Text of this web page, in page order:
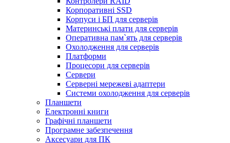
Корпоративні SSD
Корпуси і БП для серверів
Материнські плати для серверів
Оперативна пам`ять для серверів
Охолодження для серверів
Платформи
Процесори для серверів
Сервери
Серверні мережеві адаптери
Системи охолодження для серверів
Планшети
Електронні книги
Графічні планшети
Програмне забезпечення
Аксесуари для ПК